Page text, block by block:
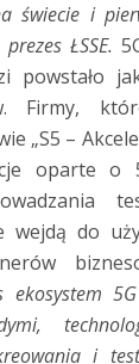
świecie i
ŁSSE.
powstało
Firmy,
„S5 –
oparte o
wejdą do
ekosystem
i